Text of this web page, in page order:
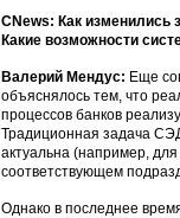
CNews: Как изменились
Какие возможности
Валерий Мендус: Еще
объяснялось тем, что
процессов банков
Традиционная задача
актуальна (например,
соответствующем
Однако в последнее